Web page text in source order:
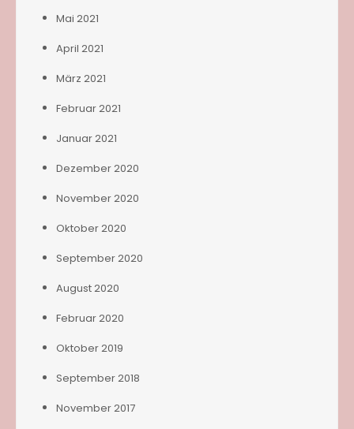
Mai 2021
April 2021
März 2021
Februar 2021
Januar 2021
Dezember 2020
November 2020
Oktober 2020
September 2020
August 2020
Februar 2020
Oktober 2019
September 2018
November 2017